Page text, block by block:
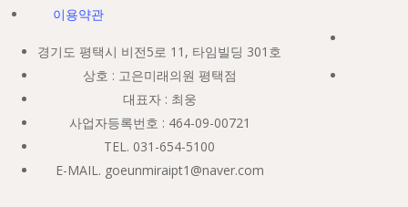
이용약관
경기도 평택시 비전5로 11, 타임빌딩 301호
상호 : 고은미래의원 평택점
대표자 : 최웅
사업자등록번호 : 464-09-00721
TEL. 031-654-5100
E-MAIL. goeunmiraipt1@naver.com